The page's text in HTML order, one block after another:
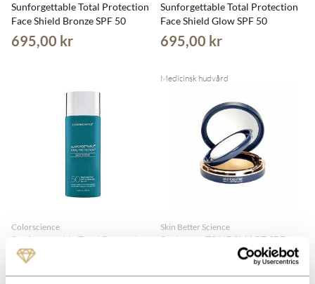
Sunforgettable Total Protection
Face Shield Bronze SPF 50
695,00 kr
Sunforgettable Total Protection
Face Shield Glow SPF 50
695,00 kr
Colorscience
Sunforgettable Total Protection
Face Shield Classic SPF 50
695,00 kr
Medicinsk hudvård
Skin Better Science
Sunbetter TONE SMART SPF
50+ Sunscreen Compact
899,00 kr